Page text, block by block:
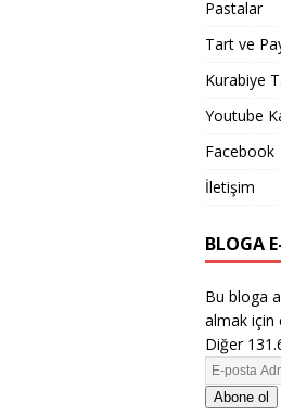
Pastalar
Tart ve
Kurabiye
Youtube
Facebook
İletişim
BLOGA
Bu bloga
almak için
Diğer
Abone ol